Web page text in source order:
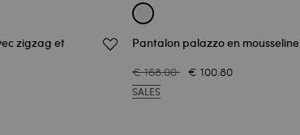
zigzag et
Pantalon palazzo en mousseline
€ 168.00 € 100.80
SALES